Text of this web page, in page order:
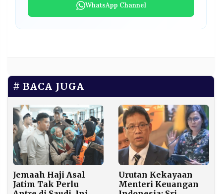
WhatsApp Channel
BACA JUGA
Jemaah Haji Asal
Jatim Tak Perlu
Urutan Kekayaan
Menteri Keuangan